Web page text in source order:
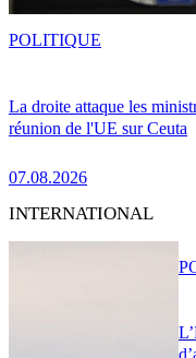
La droite attaque les
réunion de l'UE sur Ceuta
07.08.2026
POLITIQUE
INTERNATIONAL